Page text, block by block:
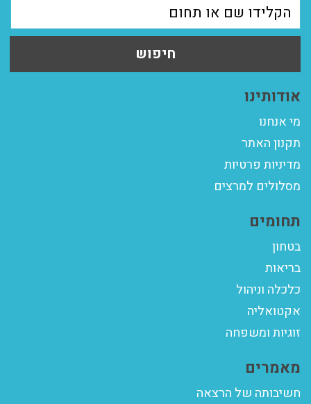
חיפוש
אודותינו
מי אנחנו
תקנון האתר
מדיניות פרטיות
מסלולים למרצים
תחומים
בטחון
בריאות
כלכלה וניהול
אקטואליה
זוגיות ומשפחה
מאמרים
חשיבותה של הרצאה